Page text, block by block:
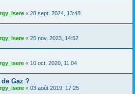
« 28 sept. 2024, 13:48
« 25 nov. 2023, 14:52
« 10 oct. 2020, 11:04
Gaz ?
« 03 août 2019, 17:25